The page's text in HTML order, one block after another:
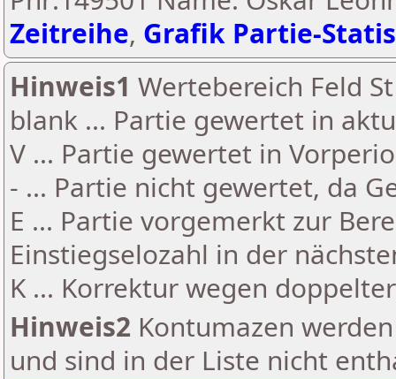
Zeitreihe, Grafik Partie-
Hinweis1 Wertebereich Feld
blank ... Partie gewertet in
V ... Partie gewertet in
- ... Partie nicht gewertet, da
E ... Partie vorgemerkt zur
Einstiegselozahl in der
K ... Korrektur wegen
Hinweis2 Kontumazen
und sind in der Liste nicht